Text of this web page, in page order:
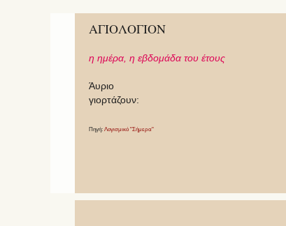
ΑΓΙΟΛΟΓΙΟΝ
η ημέρα, η εβδομάδα του έτους
Άυριο
γιορτάζουν:
Πηγή: Λογισμικό "Σήμερα"